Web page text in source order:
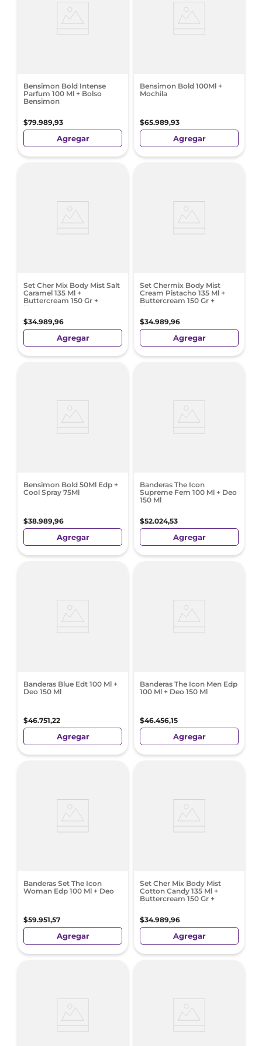
Bensimon Bold Intense
Parfum 100 Ml + Bolso
Bensimon
$79.989,93
Agregar
Bensimon Bold 100Ml +
Mochila
$65.989,93
Agregar
Set Cher Mix Body Mist Salt
Caramel 135 Ml +
Buttercream 150 Gr +
Neceser
$34.989,96
Agregar
Set Chermix Body Mist
Cream Pistacho 135 Ml +
Buttercream 150 Gr +
Neceser
$34.989,96
Agregar
Bensimon Bold 50Ml Edp +
Cool Spray 75Ml
$38.989,96
Agregar
Banderas The Icon
Supreme Fem 100 Ml + Deo
150 Ml
$52.024,53
Agregar
Banderas Blue Edt 100 Ml +
Deo 150 Ml
$46.751,22
Agregar
Banderas The Icon Men Edp
100 Ml + Deo 150 Ml
$46.456,15
Agregar
Banderas Set The Icon
Woman Edp 100 Ml + Deo
$59.951,57
Agregar
Set Cher Mix Body Mist
Cotton Candy 135 Ml +
Buttercream 150 Gr +
Neceser
$34.989,96
Agregar